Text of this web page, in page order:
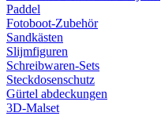
Paddel
Fotoboot-Zubehör
Sandkästen
Slijmfiguren
Schreibwaren-Sets
Steckdosenschutz
Gürtel abdeckungen
3D-Malset